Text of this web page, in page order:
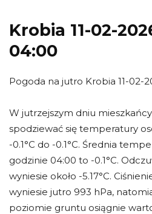
Krobia 11-02-
04:00
Pogoda na jutro Krobia 11-02-
W jutrzejszym dniu
spodziewać się temperatury
-0.1°C do -0.1°C. Średnia
godzinie 04:00 to -0.1°C.
wyniesie około -5.17°C.
wyniesie jutro 993 hPa,
poziomie gruntu osiągnie